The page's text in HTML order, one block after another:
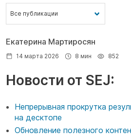
Екатерина Мартиросян
14 марта 2026 8 мин 852
Новости от SEJ:
Непрерывная прокрутка
на десктопе
Обновление полезного